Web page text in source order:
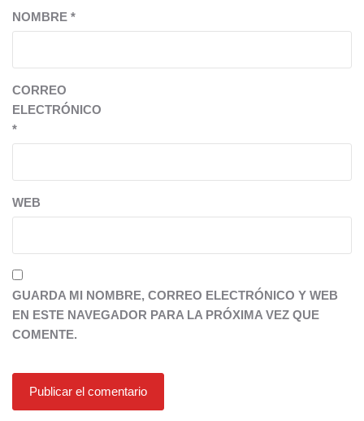
NOMBRE *
CORREO
ELECTRÓNICO
*
WEB
GUARDA MI NOMBRE, CORREO ELECTRÓNICO Y WEB
EN ESTE NAVEGADOR PARA LA PRÓXIMA VEZ QUE
COMENTE.